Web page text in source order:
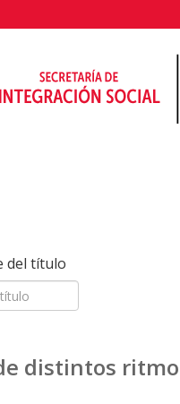
del título
distintos